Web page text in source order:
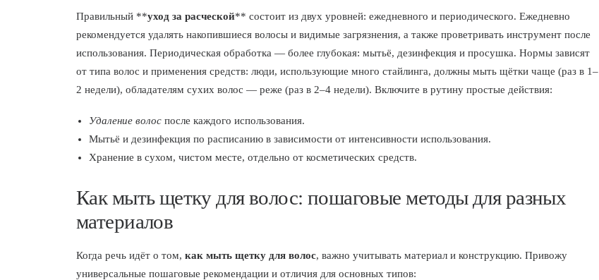
Правильный **уход за расческой** состоит из двух уровней: ежедневного и периодического. Ежедневно
рекомендуется удалять накопившиеся волосы и видимые загрязнения, а также проветривать инструмент после
использования. Периодическая обработка — более глубокая: мытьё, дезинфекция и просушка. Нормы зависят
от типа волос и применения средств: люди, использующие много стайлинга, должны мыть щётки чаще (раз в 1–
2 недели), обладателям сухих волос — реже (раз в 2–4 недели). Включите в рутину простые действия:
Удаление волос после каждого использования.
Мытьё и дезинфекция по расписанию в зависимости от интенсивности использования.
Хранение в сухом, чистом месте, отдельно от косметических средств.
Как мыть щетку для волос: пошаговые методы для разных
материалов
Когда речь идёт о том, как мыть щетку для волос, важно учитывать материал и конструкцию. Привожу
универсальные пошаговые рекомендации и отличия для основных типов: